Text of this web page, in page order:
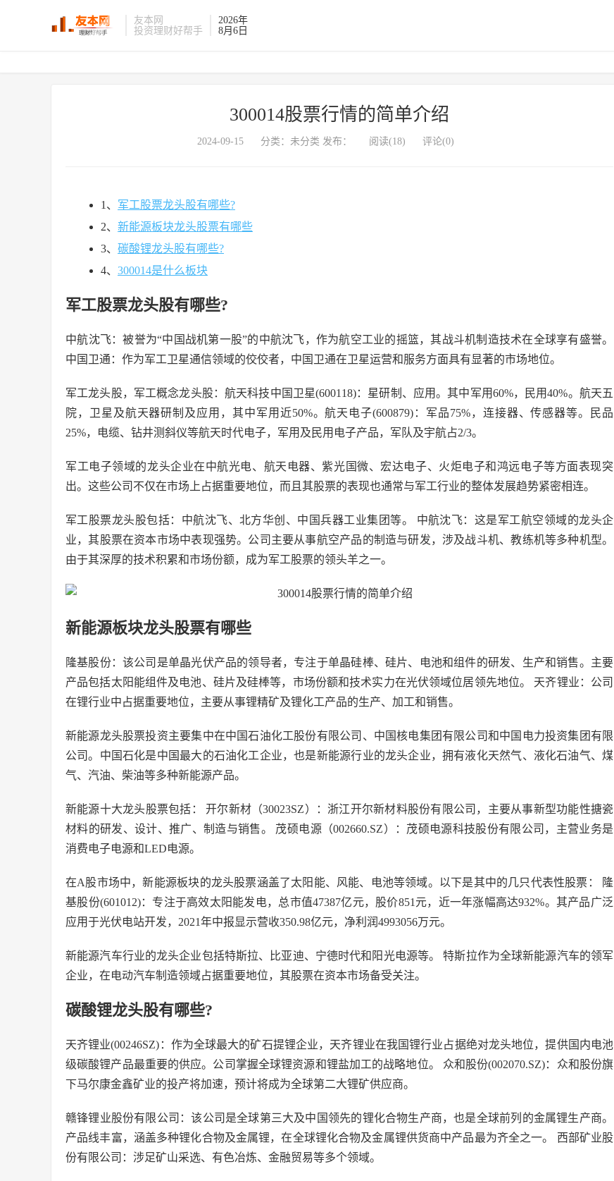
友本网
投资理财好帮手
2026年
8月6日
300014股票行情的简单介绍
2024-09-15 分类：未分类 发布： 阅读(18) 评论(0)
1、 军工股票龙头股有哪些?
2、 新能源板块龙头股票有哪些
3、 碳酸锂龙头股有哪些?
4、 300014是什么板块
军工股票龙头股有哪些?
中航沈飞：被誉为“中国战机第一股”的中航沈飞，作为航空工业的摇篮，其战斗机制造技术在全球享有盛誉。
中国卫通：作为军工卫星通信领域的佼佼者，中国卫通在卫星运营和服务方面具有显著的市场地位。
军工龙头股，军工概念龙头股：航天科技中国卫星(600118)：星研制、应用。其中军用60%，民用40%。航天五
院，卫星及航天器研制及应用，其中军用近50%。航天电子(600879)：军品75%，连接器、传感器等。民品
25%，电缆、钻井测斜仪等航天时代电子，军用及民用电子产品，军队及宇航占2/3。
军工电子领域的龙头企业在中航光电、航天电器、紫光国微、宏达电子、火炬电子和鸿远电子等方面表现突
出。这些公司不仅在市场上占据重要地位，而且其股票的表现也通常与军工行业的整体发展趋势紧密相连。
军工股票龙头股包括：中航沈飞、北方华创、中国兵器工业集团等。 中航沈飞：这是军工航空领域的龙头企
业，其股票在资本市场中表现强势。公司主要从事航空产品的制造与研发，涉及战斗机、教练机等多种机型。
由于其深厚的技术积累和市场份额，成为军工股票的领头羊之一。
新能源板块龙头股票有哪些
隆基股份：该公司是单晶光伏产品的领导者，专注于单晶硅棒、硅片、电池和组件的研发、生产和销售。主要
产品包括太阳能组件及电池、硅片及硅棒等，市场份额和技术实力在光伏领域位居领先地位。 天齐锂业：公司
在锂行业中占据重要地位，主要从事锂精矿及锂化工产品的生产、加工和销售。
新能源龙头股票投资主要集中在中国石油化工股份有限公司、中国核电集团有限公司和中国电力投资集团有限
公司。中国石化是中国最大的石油化工企业，也是新能源行业的龙头企业，拥有液化天然气、液化石油气、煤
气、汽油、柴油等多种新能源产品。
新能源十大龙头股票包括： 开尔新材（30023SZ）：浙江开尔新材料股份有限公司，主要从事新型功能性搪瓷
材料的研发、设计、推广、制造与销售。 茂硕电源（002660.SZ）：茂硕电源科技股份有限公司，主营业务是
消费电子电源和LED电源。
在A股市场中，新能源板块的龙头股票涵盖了太阳能、风能、电池等领域。以下是其中的几只代表性股票： 隆
基股份(601012)：专注于高效太阳能发电，总市值47387亿元，股价851元，近一年涨幅高达932%。其产品广泛
应用于光伏电站开发，2021年中报显示营收350.98亿元，净利润4993056万元。
新能源汽车行业的龙头企业包括特斯拉、比亚迪、宁德时代和阳光电源等。 特斯拉作为全球新能源汽车的领军
企业，在电动汽车制造领域占据重要地位，其股票在资本市场备受关注。
碳酸锂龙头股有哪些?
天齐锂业(00246SZ)：作为全球最大的矿石提锂企业，天齐锂业在我国锂行业占据绝对龙头地位，提供国内电池
级碳酸锂产品最重要的供应。公司掌握全球锂资源和锂盐加工的战略地位。 众和股份(002070.SZ)：众和股份旗
下马尔康金鑫矿业的投产将加速，预计将成为全球第二大锂矿供应商。
赣锋锂业股份有限公司：该公司是全球第三大及中国领先的锂化合物生产商，也是全球前列的金属锂生产商。
产品线丰富，涵盖多种锂化合物及金属锂，在全球锂化合物及金属锂供货商中产品最为齐全之一。 西部矿业股
份有限公司：涉足矿山采选、有色冶炼、金融贸易等多个领域。